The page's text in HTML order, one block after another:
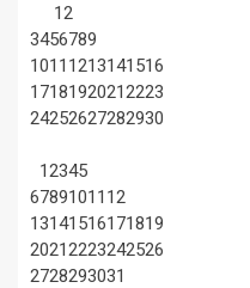
12
3456789
1011 1213141516
17181920212223
24252627282930
12345
67891011 12
13141516171819
20212223242526
2728293031